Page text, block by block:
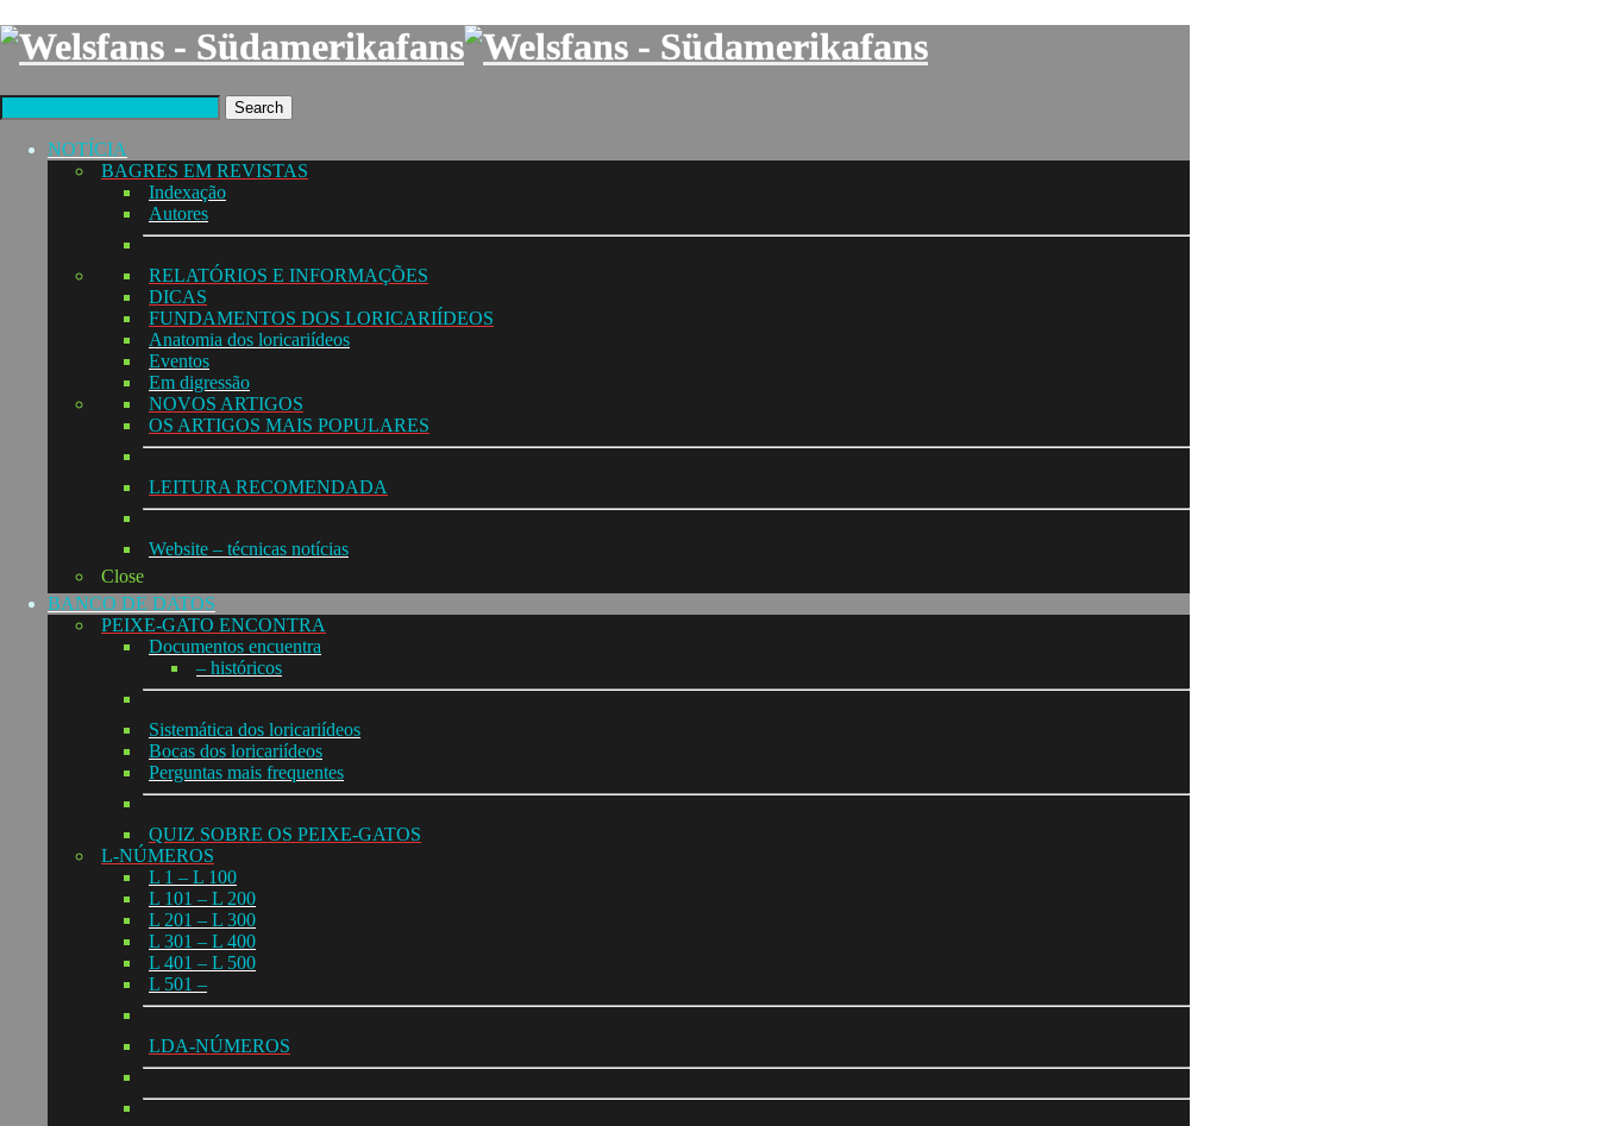
Search
NOTÍCIA
BAGRES EM REVISTAS
Indexação
Autores
RELATÓRIOS E INFORMAÇÕES
DICAS
FUNDAMENTOS DOS LORICARIÍDEOS
Anatomia dos loricariídeos
Eventos
Em digressão
NOVOS ARTIGOS
OS ARTIGOS MAIS POPULARES
LEITURA RECOMENDADA
Website – técnicas notícias
Close
BANCO DE DATOS
PEIXE-GATO ENCONTRA
Documentos encuentra
– históricos
Sistemática dos loricariídeos
Bocas dos loricariídeos
Perguntas mais frequentes
QUIZ SOBRE OS PEIXE-GATOS
L-NÚMEROS
L 1 – L 100
L 101 – L 200
L 201 – L 300
L 301 – L 400
L 401 – L 500
L 501 –
LDA-NÚMEROS